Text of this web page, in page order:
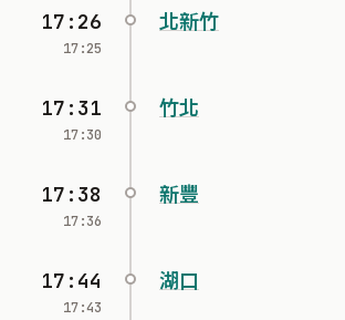
17:26
17:25
北新竹
17:31
17:30
竹北
17:38
17:36
新豐
17:44
17:43
湖口